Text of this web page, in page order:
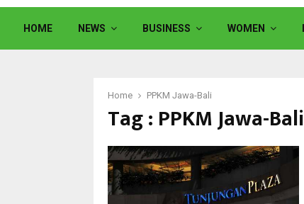
HOME NEWS BUSINESS WOMEN
Home PPKM Jawa-Bali
Tag : PPKM Jawa-Bali